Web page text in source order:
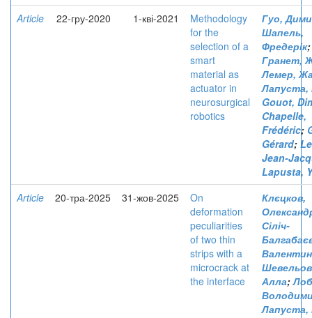
Article
22-гру-2020 1-кві-2021
Methodology
for the
selection of a
smart
material as
actuator in
neurosurgical
robotics
Гуо,
Шапель,
Фредерік;
Гранет,
Лемер,
Лапуста,
Gouot,
Chapelle,
Frédéric;
Gérard;
Jean-
Lapusta,
Article
20-тра-2025 31-жов-2025
On
deformation
peculiarities
of two thin
strips with a
microcrack at
the interface
Клєцков,
Сіліч-
Алла;
Лапуста,